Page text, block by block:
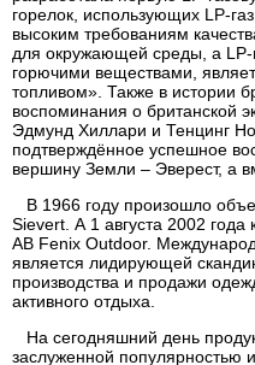
горелок, использующих LP-
высоким требованиям
для окружающей среды, а LP-
горючими веществами,
топливом». Также в истории
воспоминания о британской
Эдмунд Хиллари и Тенцинг
подтверждённое успешное
вершину Земли – Эверест, а
В 1966 году произошло
Sievert. А 1 августа 2002
AB Fenix Outdoor.
является лидирующей
производства и продажи
активного отдыха.
На сегодняшний день
заслуженной популярностью